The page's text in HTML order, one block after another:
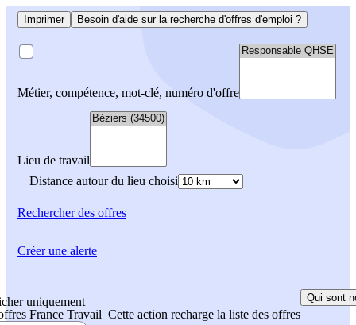
Imprimer Besoin d'aide sur la recherche d'offres d'emploi ?
Métier, compétence, mot-clé, numéro d'offre
Lieu de travail
Distance autour du lieu choisi
Rechercherdes offres
uniquement
France Travail Cette action recharge la liste des offres
Qui sont
Créer une alerte